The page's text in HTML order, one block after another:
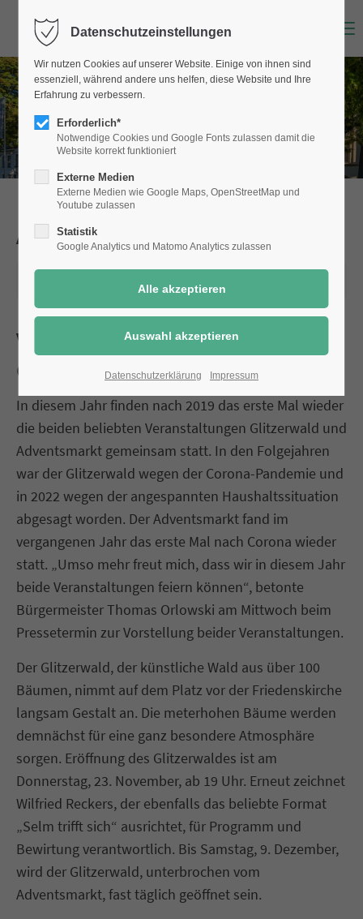
Aktuelle Meldungenaus Selm
Vorfreude auf Adventsmarkt und
Glitzerwald
In diesem Jahr finden nach 2019 das erste Mal wieder
die beiden beliebten Veranstaltungen Glitzerwald und
Adventsmarkt gemeinsam statt. In den Folgejahren
war der Glitzerwald wegen der Corona-Pandemie und
in 2022 wegen der angespannten Haushaltssituation
abgesagt worden. Der Adventsmarkt fand im
vergangenen Jahr das erste Mal nach Corona wieder
statt. „Umso mehr freut mich, dass wir in diesem Jahr
beide Veranstaltungen feiern können“, betonte
Bürgermeister Thomas Orlowski am Mittwoch beim
Pressetermin zur Vorstellung beider Veranstaltungen.
Der Glitzerwald, der künstliche Wald aus über 100
Bäumen, nimmt auf dem Platz vor der Friedenskirche
langsam Gestalt an. Die meterhohen Bäume werden
demnächst für eine ganz besondere Atmosphäre
sorgen. Eröffnung des Glitzerwaldes ist am
Donnerstag, 23. November, ab 19 Uhr. Erneut zeichnet
Wilfried Reckers, der ebenfalls das beliebte Format
„Selm trifft sich“ ausrichtet, für Programm und
Bewirtung verantwortlich. Bis Samstag, 9. Dezember,
wird der Glitzerwald, unterbrochen vom
Adventsmarkt, fast täglich geöffnet sein.
Datenschutzeinstellungen
Wir nutzen Cookies auf unserer Website. Einige von ihnen sind
essenziell, während andere uns helfen, diese Website und Ihre
Erfahrung zu verbessern.
Erforderlich*
Notwendige Cookies und Google Fonts zulassen damit die
Website korrekt funktioniert
Externe Medien
Externe Medien wie Google Maps, OpenStreetMap und
Youtube zulassen
Statistik
Google Analytics und Matomo Analytics zulassen
Datenschutzerklärung Impressum